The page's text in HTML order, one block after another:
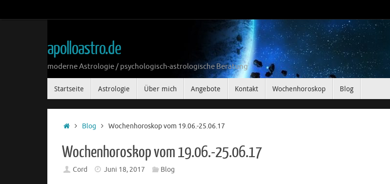
Inhalt
apolloastro.de
moderne Astrologie / psychologisch-astrologische Beratung
Inhalt
Startseite Astrologie Über mich Angebote Kontakt Wochenhoroskop Blog
StartBlog Wochenhoroskop vom 19.06.-25.06.17
Wochenhoroskop vom 19.06.-25.06.17
Cord Juni 18, 2017 Blog